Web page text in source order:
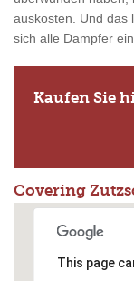
auskosten. Und das
sich alle Dampfer
Kaufen Sie
Covering
This page